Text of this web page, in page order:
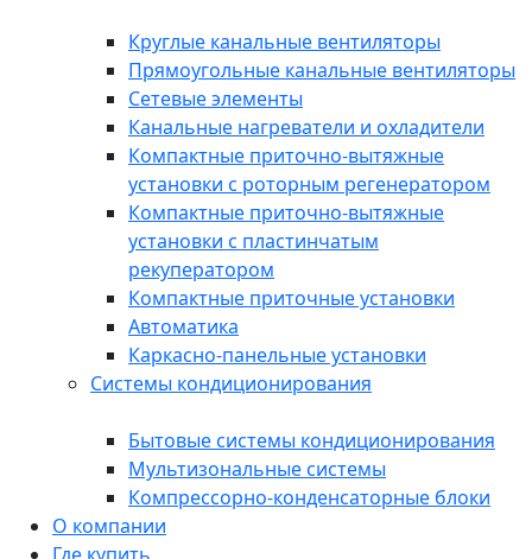
Круглые канальные вентиляторы
Прямоугольные канальные вентиляторы
Сетевые элементы
Канальные нагреватели и охладители
Компактные приточно-вытяжные
установки с роторным регенератором
Компактные приточно-вытяжные
установки с пластинчатым
рекуператором
Компактные приточные установки
Автоматика
Каркасно-панельные установки
Системы кондиционирования
Бытовые системы кондиционирования
Мультизональные системы
Компрессорно-конденсаторные блоки
О компании